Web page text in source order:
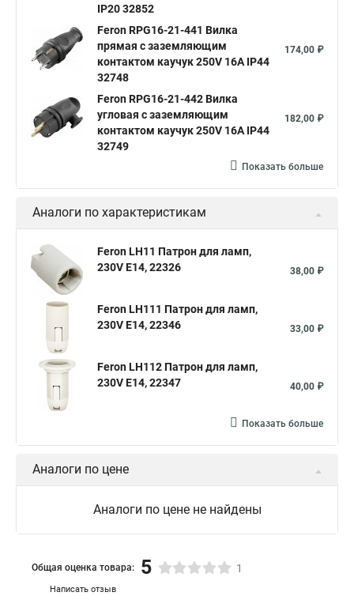
IP20 32852
Feron RPG16-21-441 Вилка
прямая с заземляющим
контактом каучук 250V 16A IP44
32748
174,00 ₽
Feron RPG16-21-442 Вилка
угловая с заземляющим
контактом каучук 250V 16A IP44
32749
182,00 ₽
Показать больше
Аналоги по характеристикам
Feron LH11 Патрон для ламп,
230V E14, 22326
38,00 ₽
Feron LH111 Патрон для ламп,
230V E14, 22346
33,00 ₽
Feron LH112 Патрон для ламп,
230V E14, 22347
40,00 ₽
Показать больше
Аналоги по цене
Аналоги по цене не найдены
Написать отзыв
Общая оценка товара: 5 1